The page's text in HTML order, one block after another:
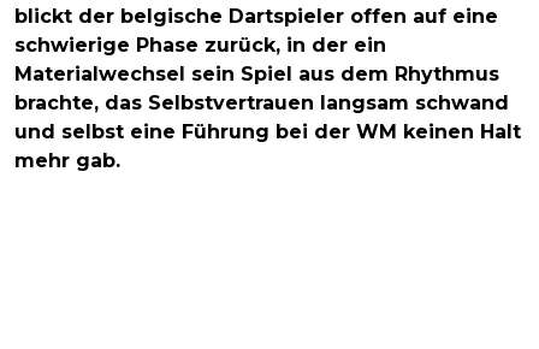
blickt der belgische Dartspieler offen auf eine
schwierige Phase zurück, in der ein
Materialwechsel sein Spiel aus dem Rhythmus
brachte, das Selbstvertrauen langsam schwand
und selbst eine Führung bei der WM keinen Halt
mehr gab.